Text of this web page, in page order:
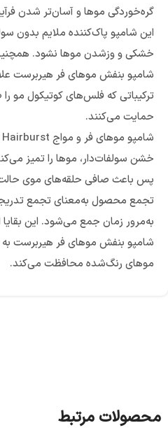
گره‌خوردگی موها و آسان‌تر شدن
این شامپو پاک‌کننده ملایم بدون
خشکی و وزشدن موها نشود. همچنین
شامپو بنفش موهای فر هیربرست
ترکیباتی که فلس‌های کوتیکول مو
حمایت می‌کنند.
خشن سولفات‌دار، موها را تمیز
پس باعث صافی حلقه‌های موی
تجمع محصول به‌معنای تجمع تدریجی
به‌مرور زمان جمع می‌شود. این
شامپو بنفش موهای فر هیربرست
موهای رنگ‌شده محافظت می‌کند.
محصولات مرتبط